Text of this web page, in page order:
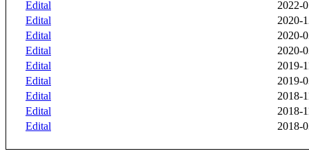
Edital
2022-
Edital
2020-
Edital
2020-
Edital
2020-
Edital
2019-
Edital
2019-
Edital
2018-
Edital
2018-
Edital
2018-